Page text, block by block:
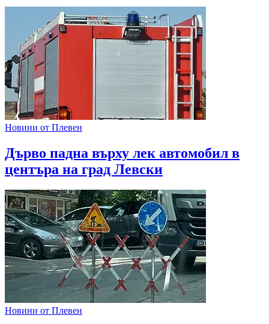
Новини от Плевен
Дърво падна върху лек автомобил в
центъра на град Левски
Новини от Плевен